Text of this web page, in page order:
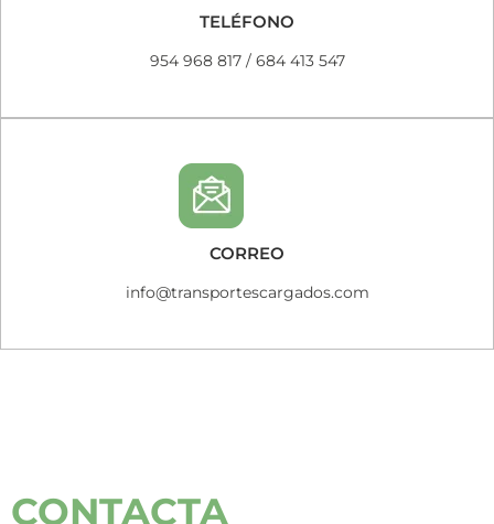
TELÉFONO
954 968 817/ 684 413 547
CORREO
info@transportescargados.com
CONTACTA